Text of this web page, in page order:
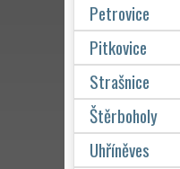
Petrovice
Pitkovice
Strašnice
Štěrboholy
Uhříněves